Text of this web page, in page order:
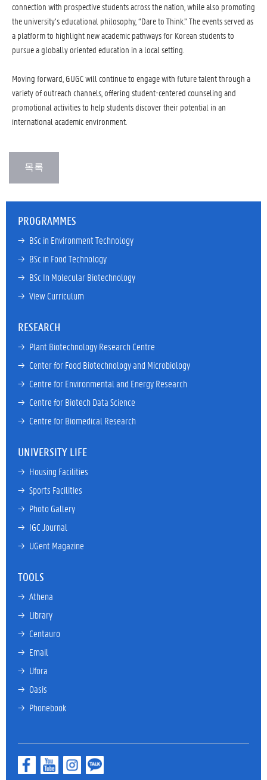
connection with prospective students across the nation, while also promoting
the university’s educational philosophy, “Dare to Think.” The events served as
a platform to highlight new academic pathways for Korean students to
pursue a globally oriented education in a local setting.
Moving forward, GUGC will continue to engage with future talent through a
variety of outreach channels, offering student-centered counseling and
promotional activities to help students discover their potential in an
international academic environment.
PROGRAMMES
→ BSc in Environment Technology
→ BSc in Food Technology
→ BSc In Molecular Biotechnology
→ View Curriculum
RESEARCH
→ Plant Biotechnology Research Centre
→ Center for Food Biotechnology and Microbiology
→ Centre for Environmental and Energy Research
→ Centre for Biotech Data Science
→ Centre for Biomedical Research
UNIVERSITY LIFE
→ Housing Facilities
→ Sports Facilities
→ Photo Gallery
→ IGC Journal
→ UGent Magazine
TOOLS
→ Athena
→ Library
→ Centauro
→ Email
→ Ufora
→ Oasis
→ Phonebook